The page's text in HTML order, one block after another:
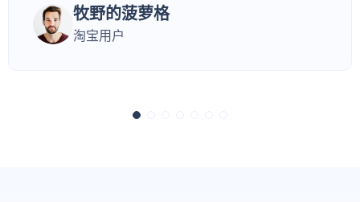
牧野的菠萝格
淘宝用户